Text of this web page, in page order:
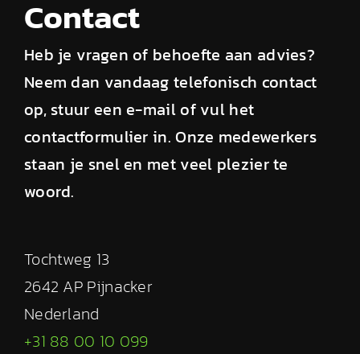
Contact
Heb je vragen of behoefte aan advies?
Neem dan vandaag telefonisch contact
op, stuur een e-mail of vul het
contactformulier in. Onze medewerkers
staan je snel en met veel plezier te
woord.
Tochtweg 13
2642 AP Pijnacker
Nederland
+31 88 00 10 099